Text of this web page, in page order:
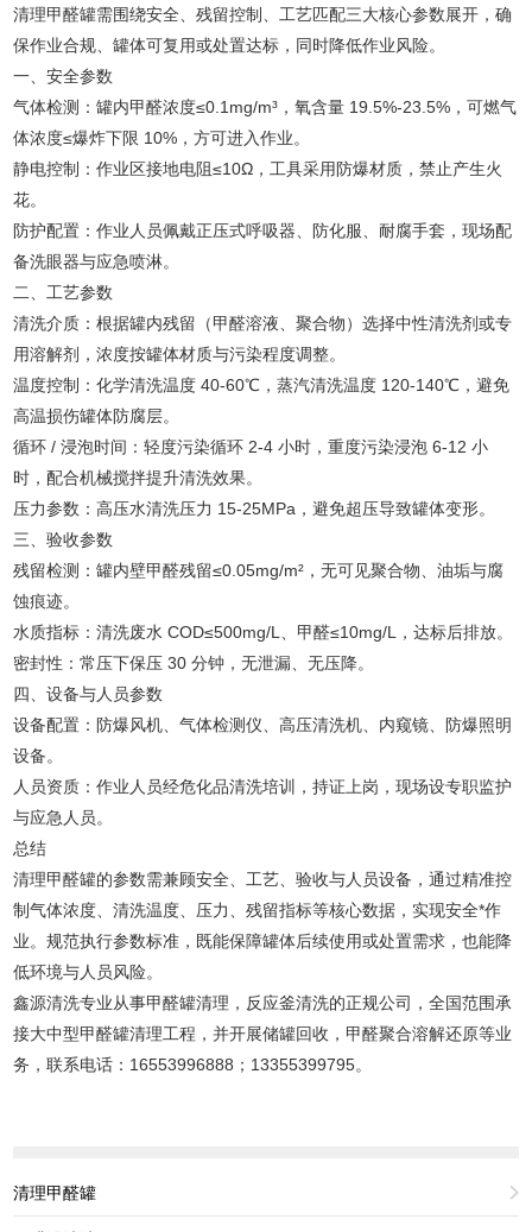
清理甲醛罐需围绕安全、残留控制、工艺匹配三大核心参数展开，确
保作业合规、罐体可复用或处置达标，同时降低作业风险。
一、安全参数
气体检测：罐内甲醛浓度≤0.1mg/m³，氧含量 19.5%-23.5%，可燃气
体浓度≤爆炸下限 10%，方可进入作业。
静电控制：作业区接地电阻≤10Ω，工具采用防爆材质，禁止产生火
花。
防护配置：作业人员佩戴正压式呼吸器、防化服、耐腐手套，现场配
备洗眼器与应急喷淋。
二、工艺参数
清洗介质：根据罐内残留（甲醛溶液、聚合物）选择中性清洗剂或专
用溶解剂，浓度按罐体材质与污染程度调整。
温度控制：化学清洗温度 40-60℃，蒸汽清洗温度 120-140℃，避免
高温损伤罐体防腐层。
循环 / 浸泡时间：轻度污染循环 2-4 小时，重度污染浸泡 6-12 小
时，配合机械搅拌提升清洗效果。
压力参数：高压水清洗压力 15-25MPa，避免超压导致罐体变形。
三、验收参数
残留检测：罐内壁甲醛残留≤0.05mg/m²，无可见聚合物、油垢与腐
蚀痕迹。
水质指标：清洗废水 COD≤500mg/L、甲醛≤10mg/L，达标后排放。
密封性：常压下保压 30 分钟，无泄漏、无压降。
四、设备与人员参数
设备配置：防爆风机、气体检测仪、高压清洗机、内窥镜、防爆照明
设备。
人员资质：作业人员经危化品清洗培训，持证上岗，现场设专职监护
与应急人员。
总结
清理甲醛罐的参数需兼顾安全、工艺、验收与人员设备，通过精准控
制气体浓度、清洗温度、压力、残留指标等核心数据，实现安全*作
业。规范执行参数标准，既能保障罐体后续使用或处置需求，也能降
低环境与人员风险。
鑫源清洗专业从事甲醛罐清理，反应釜清洗的正规公司，全国范围承
接大中型甲醛罐清理工程，并开展储罐回收，甲醛聚合溶解还原等业
务，联系电话：16553996888；13355399795。
清理甲醛罐